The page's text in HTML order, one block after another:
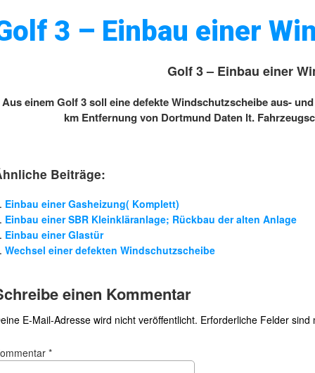
3 – Einbau einer
Golf 3 – Einbau einer
Aus einem Golf 3 soll eine defekte Windschutzscheibe aus-
km Entfernung von Dortmund Daten lt.
Beiträge:
Einbau einer Gasheizung( Komplett)
Einbau einer SBR Kleinkläranlage; Rückbau der alten Anlage
Einbau einer Glastür
Wechsel einer defekten Windschutzscheibe
einen Kommentar
E-Mail-Adresse wird nicht veröffentlicht. Erforderliche Felder
*